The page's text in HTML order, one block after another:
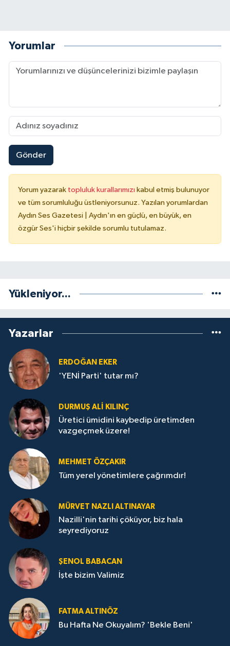
Yorumlar
Gönder
Yorum yazarak topluluk kurallarımızı kabul etmiş bulunuyor
ve tüm sorumluluğu üstleniyorsunuz. Yazılan yorumlardan
Aydın Ses Gazetesi | Aydın'ın en güçlü, en büyük, en
özgür Ses'i hiçbir şekilde sorumlu tutulamaz.
Yükleniyor...
Yazarlar
ERDOĞAN EKER
'YENİ Parti' tutar mı?
DURMUŞ ALI KILINÇ
Üretici ümidini kaybedip üretimden
vazgeçmek üzere!
MEHMET ÖZÇAKIR
Tüm yerel yönetimlere çağrımdır!
MÜRVET NAZLI ALTINAYAR
Nazilli'nin tarihi çöküyor, biz hala
seyrediyoruz
ŞENOL BABACAN
İşte bizim Valimiz
FATMA ALTINÖZ
Bu Hafta Ne Okuyalım? 'Bekle Beni'